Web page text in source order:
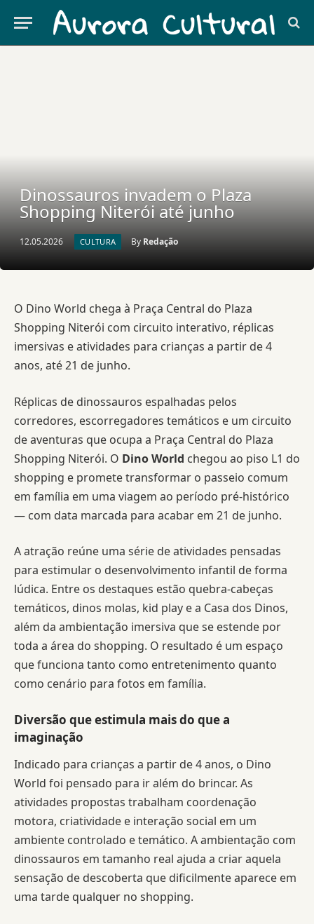
Dinossauros invadem o Plaza
Shopping Niterói até junho
12.05.2026 CULTURA By Redação
O Dino World chega à Praça Central do Plaza
Shopping Niterói com circuito interativo, réplicas
imersivas e atividades para crianças a partir de 4
anos, até 21 de junho.
Réplicas de dinossauros espalhadas pelos
corredores, escorregadores temáticos e um circuito
de aventuras que ocupa a Praça Central do Plaza
Shopping Niterói. O Dino World chegou ao piso L1 do
shopping e promete transformar o passeio comum
em família em uma viagem ao período pré-histórico
— com data marcada para acabar em 21 de junho.
A atração reúne uma série de atividades pensadas
para estimular o desenvolvimento infantil de forma
lúdica. Entre os destaques estão quebra-cabeças
temáticos, dinos molas, kid play e a Casa dos Dinos,
além da ambientação imersiva que se estende por
toda a área do shopping. O resultado é um espaço
que funciona tanto como entretenimento quanto
como cenário para fotos em família.
Diversão que estimula mais do que a
imaginação
Indicado para crianças a partir de 4 anos, o Dino
World foi pensado para ir além do brincar. As
atividades propostas trabalham coordenação
motora, criatividade e interação social em um
ambiente controlado e temático. A ambientação com
dinossauros em tamanho real ajuda a criar aquela
sensação de descoberta que dificilmente aparece em
uma tarde qualquer no shopping.